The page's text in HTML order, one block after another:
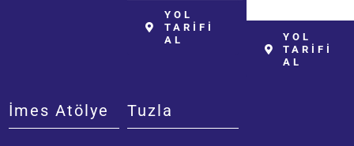
YOL
TARİFİ
AL
YOL
TARİFİ
AL
İmes Atölye Tuzla